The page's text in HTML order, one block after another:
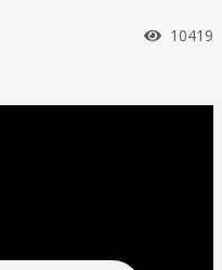
瀏覽次
10419